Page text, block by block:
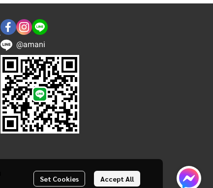
Set Cookies Accept All
@amani